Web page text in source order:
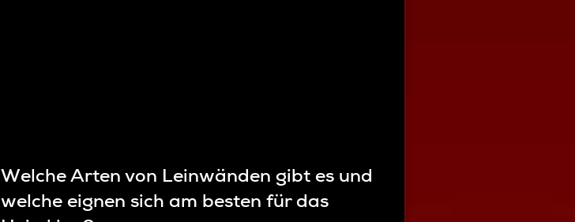
Welche Arten von Leinwänden gibt es und
welche eignen sich am besten für das